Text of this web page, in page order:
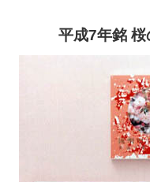
平成7年銘 桜